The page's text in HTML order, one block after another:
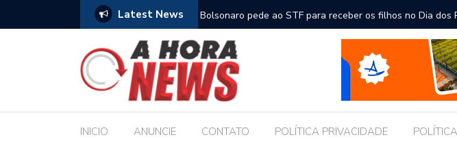
Latest News
com a Educação durante posse Bolsonaro pede ao STF para receber os filhos no Dia dos
INICIO ANUNCIE CONTATO POLÍTICA PRIVACIDADE